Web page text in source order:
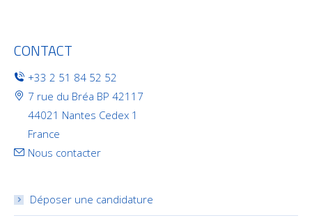
CONTACT
+33 2 51 84 52 52
7 rue du Bréa BP 42117
44021 Nantes Cedex 1
France
Nous contacter
Déposer une candidature